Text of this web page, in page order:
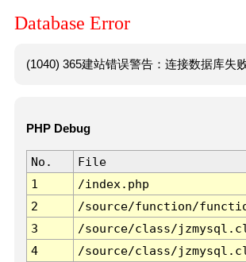
Database Error
(1040) 365建站错误警告：连接数据库失
PHP Debug
No. File
1
/index.php
2
/source/function/
3
/source/class/
4
/source/class/